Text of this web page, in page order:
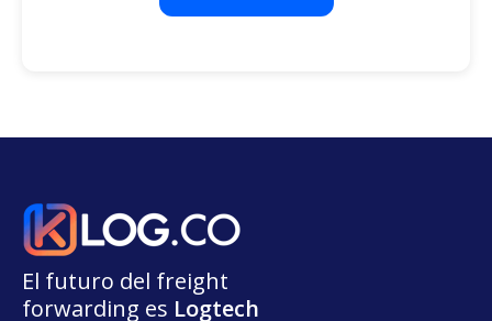
El futuro del freight
forwarding es Logtech